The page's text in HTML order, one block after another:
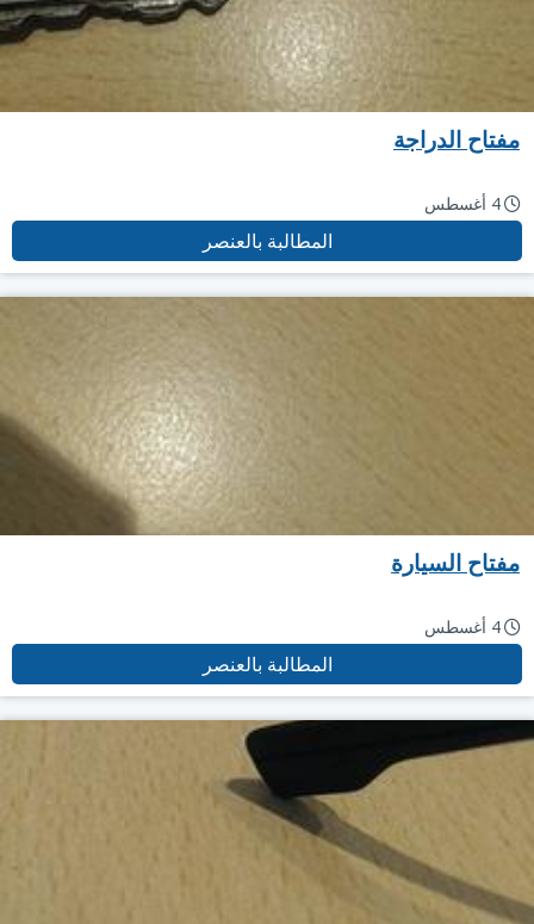
مفتاح الدراجة
4 أغسطس
المطالبة بالعنصر
مفتاح السيارة
4 أغسطس
المطالبة بالعنصر